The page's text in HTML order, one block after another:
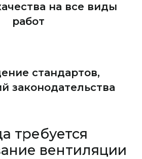
на все виды
работ
стандартов,
законодательства
требуется
вентиляции